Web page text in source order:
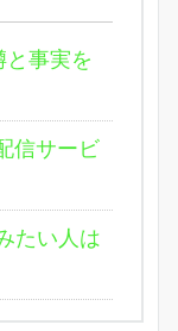
事実を
信サービ
たい人は